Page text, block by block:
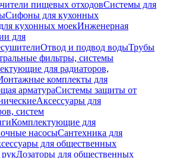
пищевых отходовСистемы для
Сифоны для кухонных
кухонных моекИнженерная
для
Отвод и подвод водыТрубы
фильтры, системы
для радиаторов,
комплекты для
арматураСистемы защиты от
Аксессуары для
систем
Комплектующие для
насосыСантехника для
для общественных
Дозаторы для общественных